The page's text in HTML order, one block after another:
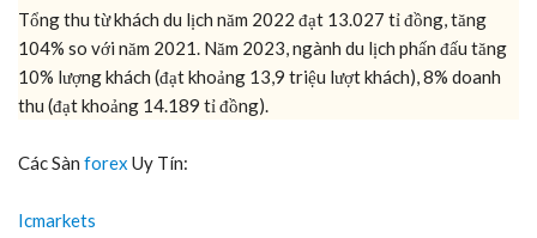
Tổng thu từ khách du lịch năm 2022 đạt 13.027 tỉ đồng, tăng
104% so với năm 2021. Năm 2023, ngành du lịch phấn đấu tăng
10% lượng khách (đạt khoảng 13,9 triệu lượt khách), 8% doanh
thu (đạt khoảng 14.189 tỉ đồng).
Các Sàn forex Uy Tín:
Icmarkets